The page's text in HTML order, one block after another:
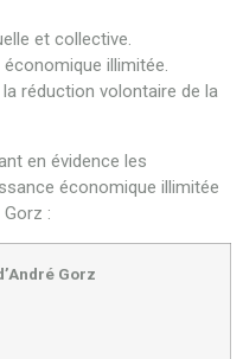
et collective.
illimitée.
réduction volontaire de la
en évidence les
économique illimitée
:
Gorz